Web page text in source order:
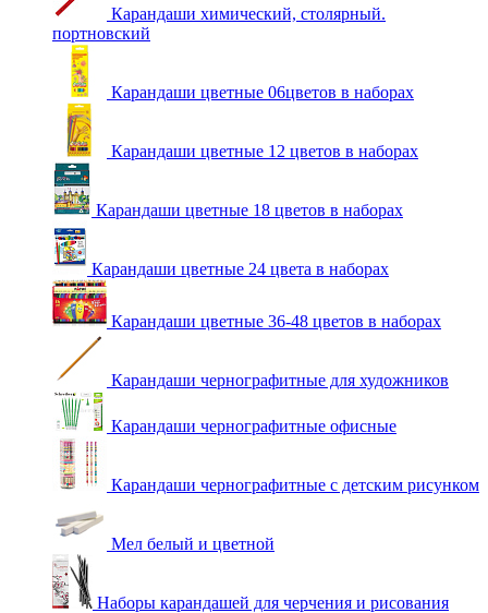
Карандаши химический, столярный.
портновский
Карандаши цветные 06цветов в наборах
Карандаши цветные 12 цветов в наборах
Карандаши цветные 18 цветов в наборах
Карандаши цветные 24 цвета в наборах
Карандаши цветные 36-48 цветов в наборах
Карандаши чернографитные для художников
Карандаши чернографитные офисные
Карандаши чернографитные с детским рисунком
Мел белый и цветной
Наборы карандашей для черчения и рисования